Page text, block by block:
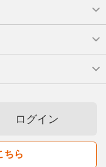
ログイン
ちら